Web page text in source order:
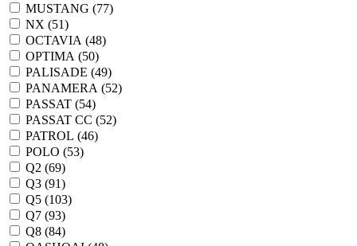
MUSTANG (77)
NX (51)
OCTAVIA (48)
OPTIMA (50)
PALISADE (49)
PANAMERA (52)
PASSAT (54)
PASSAT CC (52)
PATROL (46)
POLO (53)
Q2 (69)
Q3 (91)
Q5 (103)
Q7 (93)
Q8 (84)